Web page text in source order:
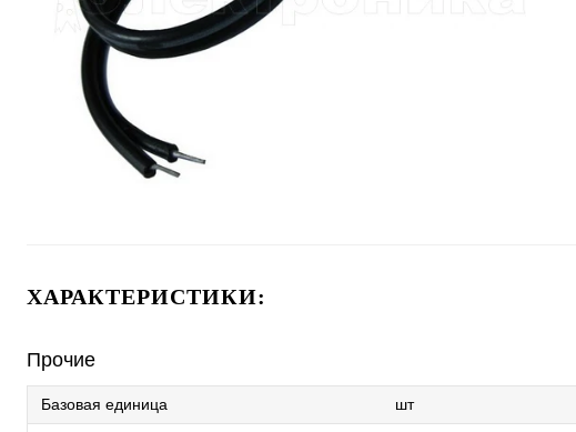
ХАРАКТЕРИСТИКИ:
Прочие
Базовая единица шт